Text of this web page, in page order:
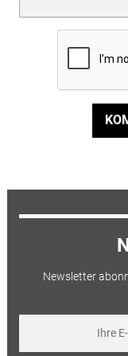
Newsletter